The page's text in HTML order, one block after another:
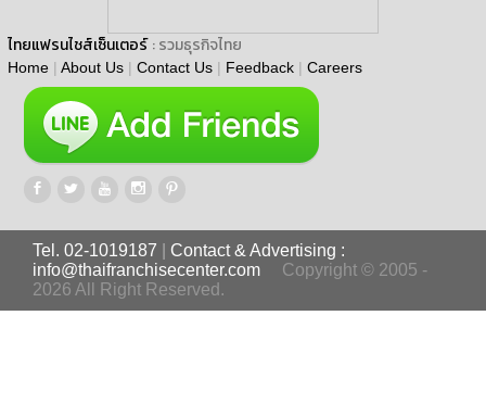
ไทยแฟรนไชส์เซ็นเตอร์ : รวมธุรกิจไทย
Home | About Us | Contact Us | Feedback | Careers
Tel. 02-1019187
Contact & Advertising :
info@thaifranchisecenter.com
Copyright © 2005 -
2026 All Right Reserved.